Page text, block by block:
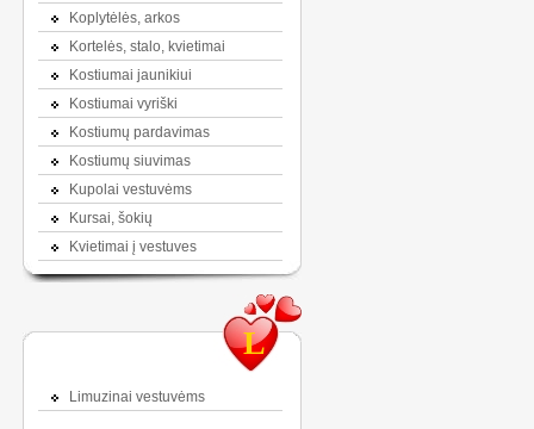
Koplytėlės, arkos
Kortelės, stalo, kvietimai
Kostiumai jaunikiui
Kostiumai vyriški
Kostiumų pardavimas
Kostiumų siuvimas
Kupolai vestuvėms
Kursai, šokių
Kvietimai į vestuves
L
Limuzinai vestuvėms